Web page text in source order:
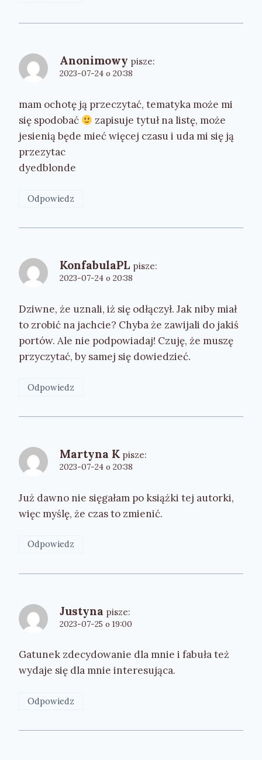
Anonimowy pisze:
2023-07-24 o 20:38
mam ochotę ją przeczytać, tematyka może mi
się spodobać
zapisuje tytuł na listę, może
jesienią będe mieć więcej czasu i uda mi się ją
przezytac
dyedblonde
Odpowiedz
KonfabulaPL pisze:
2023-07-24 o 20:38
Dziwne, że uznali, iż się odłączył. Jak niby miał
to zrobić na jachcie? Chyba że zawijali do jakiś
portów. Ale nie podpowiadaj! Czuję, że muszę
przyczytać, by samej się dowiedzieć.
Odpowiedz
Martyna K pisze:
2023-07-24 o 20:38
Już dawno nie sięgałam po książki tej autorki,
więc myślę, że czas to zmienić.
Odpowiedz
Justyna pisze:
2023-07-25 o 19:00
Gatunek zdecydowanie dla mnie i fabuła też
wydaje się dla mnie interesująca.
Odpowiedz